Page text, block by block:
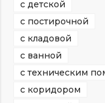
с детской
с постирочной
с кладовой
с ванной
с техническим
с коридором